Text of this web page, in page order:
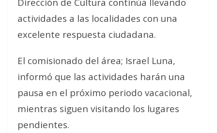
actividades a las localidades con una
excelente respuesta ciudadana.
El comisionado del área; Israel Luna,
informó que las actividades harán una
pausa en el próximo periodo vacacional,
mientras siguen visitando los lugares
pendientes.